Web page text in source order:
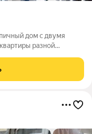
разной